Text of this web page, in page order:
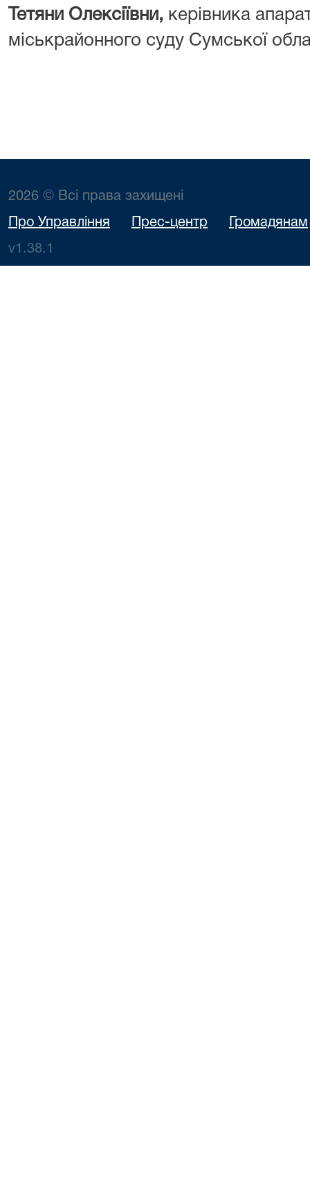
Тетяни Олексіївни, керівника
міськрайонного суду Сумської
2026 © Всі права захищені
Про Управління Прес-центр Громадянам
v1.38.1